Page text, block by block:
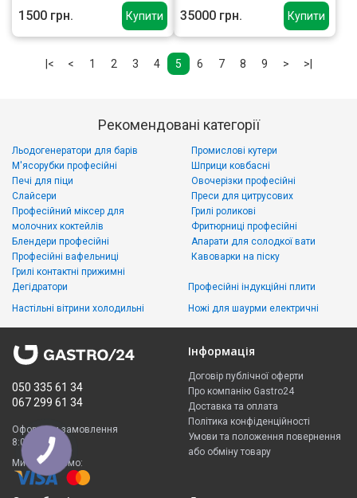
Купити
1500 грн. Купити
35000 грн.
|< < 1 2 3 4 5 6 7 8 9 > >|
Рекомендовані категорії
Льодогенератори для барів
М'ясорубки професійні
Печі для піци
Слайсери
Промислові кутери
Шприци ковбасні
Овочерізки професійні
Преси для цитрусових
Професійний міксер для
молочних коктейлів
Блендери професійні
Професійні вафельниці
Грилі контактні прижимні
Грилі роликові
Фритюрниці професійні
Апарати для солодкої вати
Кавоварки на піску
Дегідратори
Настільні вітрини холодильні
Професійні індукційні плити
Ножі для шаурми електричні
050 335 61 34
067 299 61 34
Оформити замовлення
8:00 - 23:00
Ми приймаємо:
Інформація
Договір публічної оферти
Про компанію Gastro24
Доставка та оплата
Політика конфіденційності
Умови та положення повернення
або обміну товару